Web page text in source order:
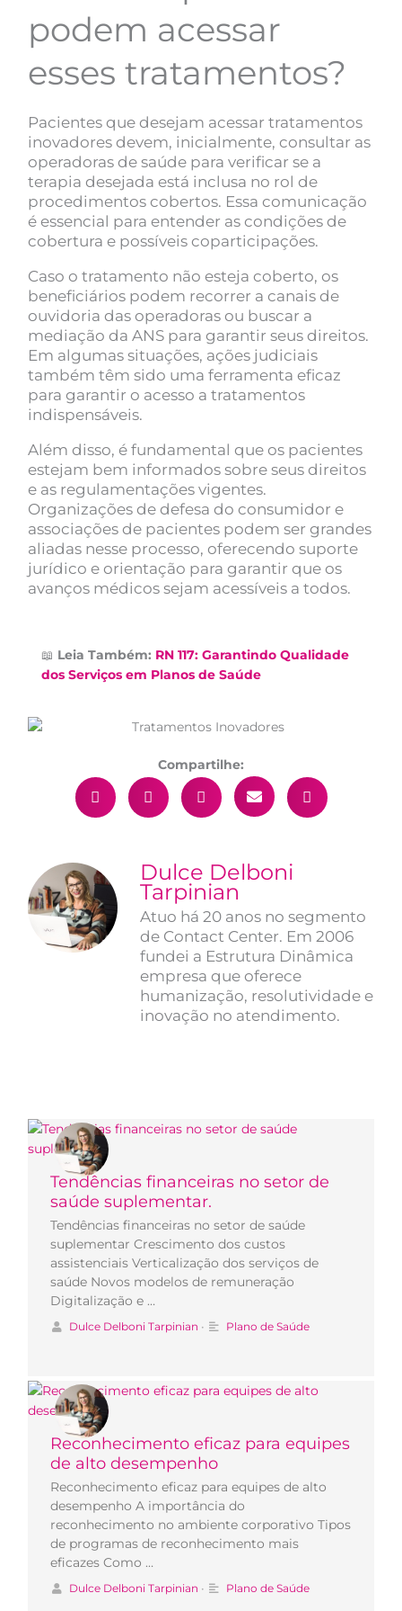
podem acessar
esses tratamentos?
Pacientes que desejam acessar tratamentos
inovadores devem, inicialmente, consultar as
operadoras de saúde para verificar se a
terapia desejada está inclusa no rol de
procedimentos cobertos. Essa comunicação
é essencial para entender as condições de
cobertura e possíveis coparticipações.
Caso o tratamento não esteja coberto, os
beneficiários podem recorrer a canais de
ouvidoria das operadoras ou buscar a
mediação da ANS para garantir seus direitos.
Em algumas situações, ações judiciais
também têm sido uma ferramenta eficaz
para garantir o acesso a tratamentos
indispensáveis.
Além disso, é fundamental que os pacientes
estejam bem informados sobre seus direitos
e as regulamentações vigentes.
Organizações de defesa do consumidor e
associações de pacientes podem ser grandes
aliadas nesse processo, oferecendo suporte
jurídico e orientação para garantir que os
avanços médicos sejam acessíveis a todos.
📖 Leia Também: RN 117: Garantindo Qualidade
dos Serviços em Planos de Saúde
Compartilhe:
Dulce Delboni
Tarpinian
Atuo há 20 anos no segmento
de Contact Center. Em 2006
fundei a Estrutura Dinâmica
empresa que oferece
humanização, resolutividade e
inovação no atendimento.
Tendências financeiras no setor de
saúde suplementar.
Tendências financeiras no setor de saúde
suplementar Crescimento dos custos
assistenciais Verticalização dos serviços de
saúde Novos modelos de remuneração
Digitalização e …
Dulce Delboni Tarpinian • Plano de Saúde
Reconhecimento eficaz para equipes
de alto desempenho
Reconhecimento eficaz para equipes de alto
desempenho A importância do
reconhecimento no ambiente corporativo Tipos
de programas de reconhecimento mais
eficazes Como …
Dulce Delboni Tarpinian • Plano de Saúde